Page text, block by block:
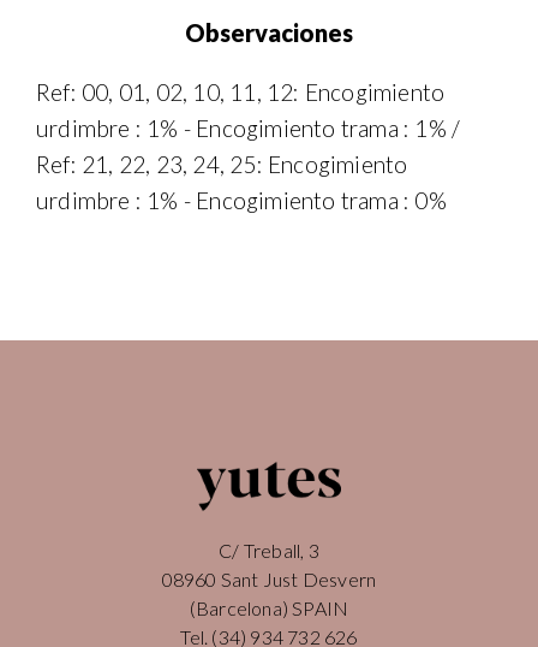
Observaciones
Ref: 00, 01, 02, 10, 11, 12: Encogimiento
urdimbre : 1% - Encogimiento trama : 1% /
Ref: 21, 22, 23, 24, 25: Encogimiento
urdimbre : 1% - Encogimiento trama : 0%
C/ Treball, 3
08960 Sant Just Desvern
(Barcelona) SPAIN
Tel. (34) 934 732 626